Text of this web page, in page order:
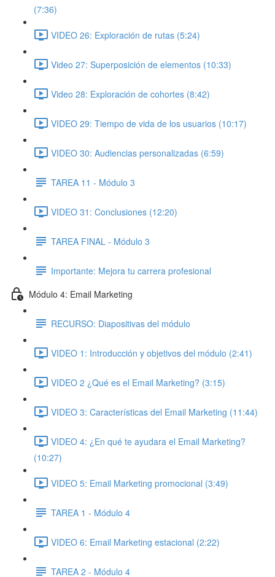
(7:36)
VIDEO 26: Exploración de rutas (5:24)
Video 27: Superposición de elementos (10:33)
Video 28: Exploración de cohortes (8:42)
VIDEO 29: Tiempo de vida de los usuarios (10:17)
VIDEO 30: Audiencias personalizadas (6:59)
TAREA 11 - Módulo 3
VIDEO 31: Conclusiones (12:20)
TAREA FINAL - Módulo 3
Importante: Mejora tu carrera profesional
Módulo 4: Email Marketing
RECURSO: Diapositivas del módulo
VIDEO 1: Introducción y objetivos del módulo (2:41)
VIDEO 2 ¿Qué es el Email Marketing? (3:15)
VIDEO 3: Características del Email Marketing (11:44)
VIDEO 4: ¿En qué te ayudara el Email Marketing?
(10:27)
VIDEO 5: Email Marketing promocional (3:49)
TAREA 1 - Módulo 4
VIDEO 6: Email Marketing estacional (2:22)
TAREA 2 - Módulo 4